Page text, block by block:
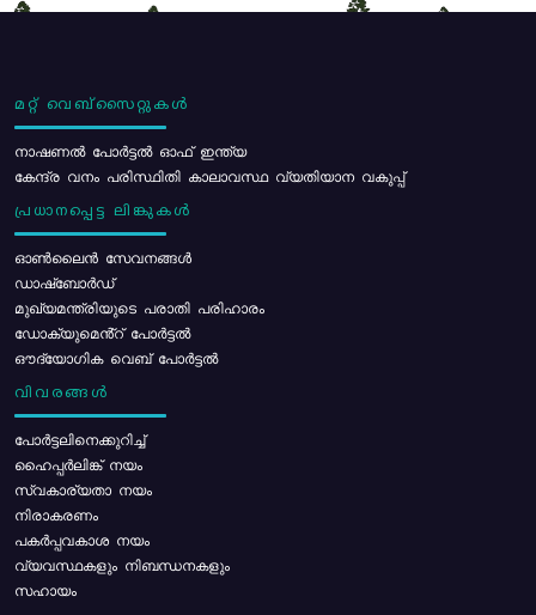
മറ്റ് വെബ്സൈറ്റുകൾ
നാഷണൽ പോർട്ടൽ ഓഫ് ഇന്ത്യ
കേന്ദ്ര വനം പരിസ്ഥിതി കാലാവസ്ഥ വ്യതിയാന വകുപ്പ്
പ്രധാനപ്പെട്ട ലിങ്കുകൾ
ഓൺലൈൻ സേവനങ്ങൾ
ഡാഷ്ബോർഡ്
മുഖ്യമന്ത്രിയുടെ പരാതി പരിഹാരം
ഡോക്യുമെൻ്റ് പോർട്ടൽ
ഔദ്യോഗിക വെബ് പോർട്ടൽ
വിവരങ്ങൾ
പോര്‍ട്ടലിനെക്കുറിച്ച്
ഹൈപ്പർലിങ്ക് നയം
സ്വകാര്യതാ നയം
നിരാകരണം
പകർപ്പവകാശ നയം
വ്യവസ്ഥകളും നിബന്ധനകളും
സഹായം